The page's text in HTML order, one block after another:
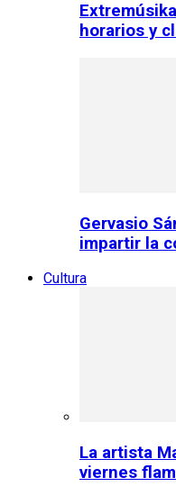
horarios y
Gervasio
impartir la
Cultura
La artista
viernes